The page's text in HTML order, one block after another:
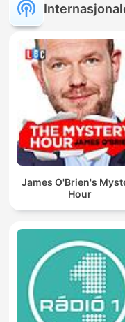
James O'Brien's
Hour